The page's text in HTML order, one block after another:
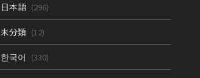
日本語 (296)
未分類 (12)
한국어 (330)